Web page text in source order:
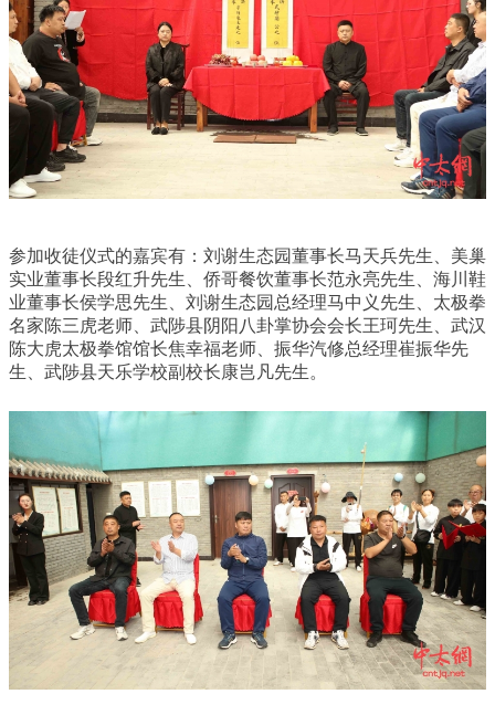
参加收徒仪式的嘉宾有：刘谢生态园董事长马天兵先生、美巢
实业董事长段红升先生、侨哥餐饮董事长范永亮先生、海川鞋
业董事长侯学思先生、刘谢生态园总经理马中义先生、太极拳
名家陈三虎老师、武陟县阴阳八卦掌协会会长王珂先生、武汉
陈大虎太极拳馆馆长焦幸福老师、振华汽修总经理崔振华先
生、武陟县天乐学校副校长康岂凡先生。